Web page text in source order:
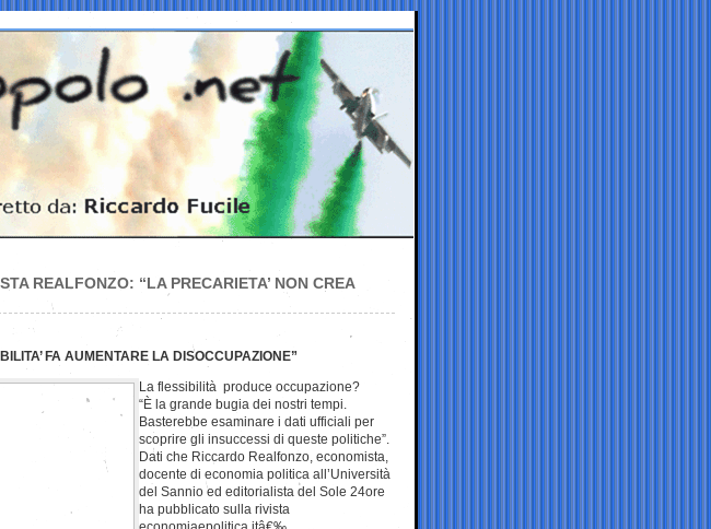
REALFONZO: “LA PRECARIETA’ NON CREA
FA AUMENTARE LA DISOCCUPAZIONE”
La flessibilità produce occupazione?
“È la grande bugia dei nostri tempi.
Basterebbe esaminare i dati ufficiali per
scoprire gli insuccessi di queste politiche”.
Dati che Riccardo Realfonzo, economista,
docente di economia politica all’Università
del Sannio ed editorialista del Sole 24ore
ha pubblicato sulla rivista